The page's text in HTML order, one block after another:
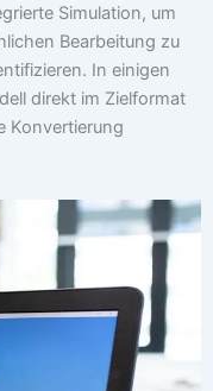
Simulation, um
Bearbeitung zu
In einigen
direkt im Zielformat
Konvertierung